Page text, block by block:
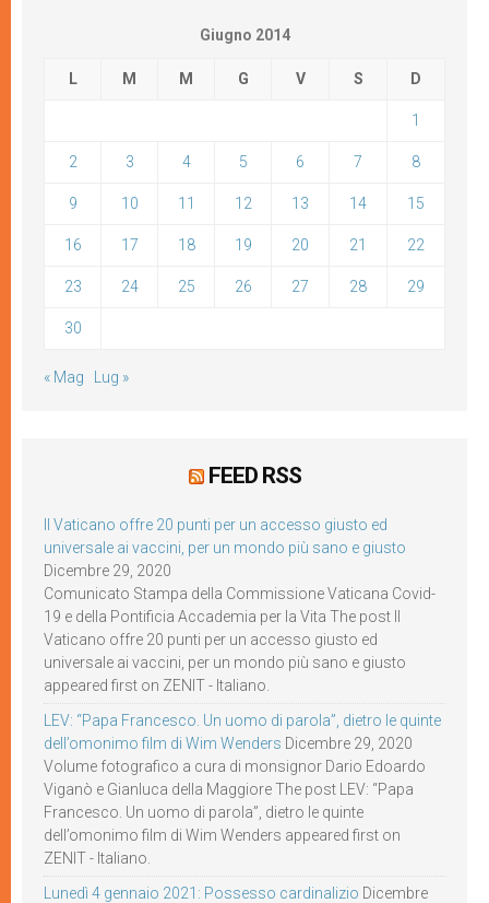
Giugno 2014
L M M G V S D
1
2 3 4 5 6 7 8
9 10 11 12 13 14 15
16 17 18 19 20 21 22
23 24 25 26 27 28 29
30
« Mag Lug »
FEED RSS
Il Vaticano offre 20 punti per un accesso giusto ed
universale ai vaccini, per un mondo più sano e giusto
Dicembre 29, 2020
Comunicato Stampa della Commissione Vaticana Covid-
19 e della Pontificia Accademia per la Vita The post Il
Vaticano offre 20 punti per un accesso giusto ed
universale ai vaccini, per un mondo più sano e giusto
appeared first on ZENIT - Italiano.
LEV: “Papa Francesco. Un uomo di parola”, dietro le quinte
dell’omonimo film di Wim Wenders Dicembre 29, 2020
Volume fotografico a cura di monsignor Dario Edoardo
Viganò e Gianluca della Maggiore The post LEV: “Papa
Francesco. Un uomo di parola”, dietro le quinte
dell’omonimo film di Wim Wenders appeared first on
ZENIT - Italiano.
Lunedì 4 gennaio 2021: Possesso cardinalizio Dicembre